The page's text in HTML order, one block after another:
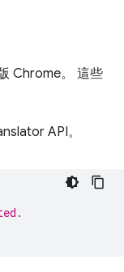
Chrome。 這些
API。